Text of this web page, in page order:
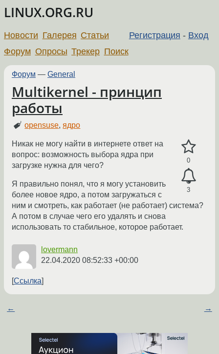
LINUX.ORG.RU
Регистрация - Вход
Новости Галерея Статьи
Форум Опросы Трекер Поиск
Форум — General
Multikernel - принцип
работы
opensuse,ядро
0
3
Никак не могу найти в интернете ответ на
вопрос: возможность выбора ядра при
загрузке нужна для чего?
Я правильно понял, что я могу установить
более новое ядро, а потом загружаться с
ним и смотреть, как работает (не работает) система?
А потом в случае чего его удалять и снова
использовать то стабильное, которое работает.
lovermann
22.04.2020 08:52:33 +00:00
Ссылка
← →